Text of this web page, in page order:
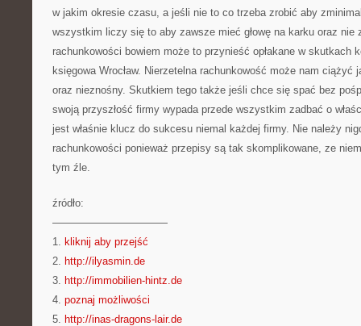
w jakim okresie czasu, a jeśli nie to co trzeba zrobić aby
wszystkim liczy się to aby zawsze mieć głowę na karku oraz nie
rachunkowości bowiem może to przynieść opłakane w skutkach
księgowa Wrocław. Nierzetelna rachunkowość może nam ciążyć
oraz nieznośny. Skutkiem tego także jeśli chce się spać bez
swoją przyszłość firmy wypada przede wszystkim zadbać o
jest właśnie klucz do sukcesu niemal każdej firmy. Nie należy
rachunkowości ponieważ przepisy są tak skomplikowane, ze
tym źle.
źródło:
———————————
1. kliknij aby przejść
2. http://ilyasmin.de
3. http://immobilien-hintz.de
4. poznaj możliwości
5. http://inas-dragons-lair.de